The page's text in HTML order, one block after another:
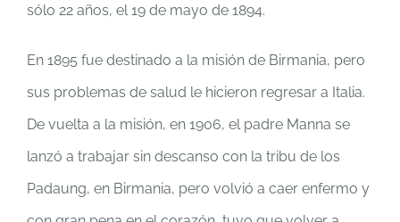
sólo 22 años, el 19 de mayo de 1894.
En 1895 fue destinado a la misión de Birmania, pero
sus problemas de salud le hicieron regresar a Italia.
De vuelta a la misión, en 1906, el padre Manna se
lanzó a trabajar sin descanso con la tribu de los
Padaung, en Birmania, pero volvió a caer enfermo y